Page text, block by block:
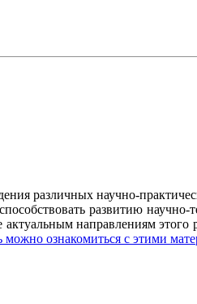
различных научно-
развитию научно-
направлениям этого
можно ознакомиться с этими